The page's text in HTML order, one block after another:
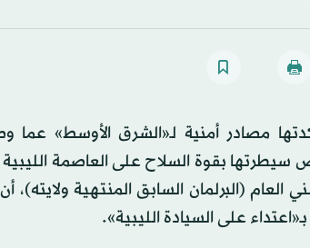
مصادر أمنية لـ«الشرق الأوسط» عما
بقوة السلاح على العاصمة
العام (البرلمان السابق المنتهية
على السيادة الليبية».